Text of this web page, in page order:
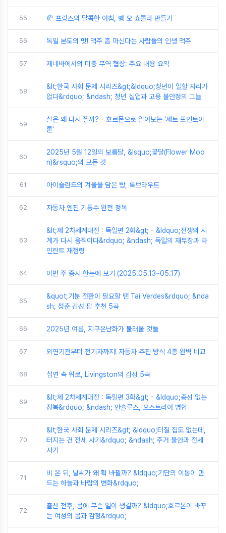
55 🥐 프랑스의 달콤한 아침, 뺑 오 쇼콜라 만들기
56 독일 본토의 맛! 맥주 좀 마신다는 사람들의 인생 맥주
57 제네바에서의 미중 무역 협상: 주요 내용 요약
58
&lt;한국 사회 문제 시리즈&gt;&ldquo;청년이 일할 자리가
없다&rdquo; &ndash; 청년 실업과 고용 불안정의 그늘
59
살은 왜 다시 찔까? - 호르몬으로 알아보는 '세트 포인트이
론'
60
2025년 5월 12일의 보름달, &lsquo;꽃달(Flower Moo
n)&rsquo;의 모든 것
61 아이슬란드의 겨울을 담은 빵, 룩브라우트
62 자동차 엔진 기통수 완전 정복
63
&lt;제 2차세계대전 : 독일편 2화&gt; - &ldquo;전쟁의 시
계가 다시 움직이다&rdquo; &ndash; 독일의 재무장과 라
인란트 재점령
64 이번 주 증시 한눈에 보기 (2025.05.13~05.17)
65
&quot;기분 전환이 필요할 땐 Tai Verdes&rdquo; &nda
sh; 청춘 감성 팝 추천 5곡
66 2025년 여름, 지구온난화가 불러올 것들
67 외연기관부터 전기차까지! 자동차 추진 방식 4종 완벽 비교
68 심연 속 위로, Livingston의 감성 5곡
69
&lt;제 2차세계대전 : 독일편 3화&gt; - &ldquo;총성 없는
정복&rdquo; &ndash; 안슐루스, 오스트리아 병합
70
&lt;한국 사회 문제 시리즈&gt; &ldquo;터질 집도 없는데,
터지는 건 전세 사기&rdquo; &ndash; 주거 불안과 전세
사기
71
비 온 뒤, 날씨가 왜 확 바뀔까? &ldquo;기단의 이동이 만
드는 하늘과 바람의 변화&rdquo;
72
출산 전후, 몸에 무슨 일이 생길까? &ldquo;호르몬이 바꾸
는 여성의 몸과 감정&rdquo;